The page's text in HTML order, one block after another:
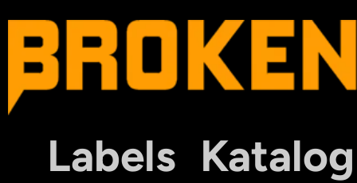
Labels Katalog